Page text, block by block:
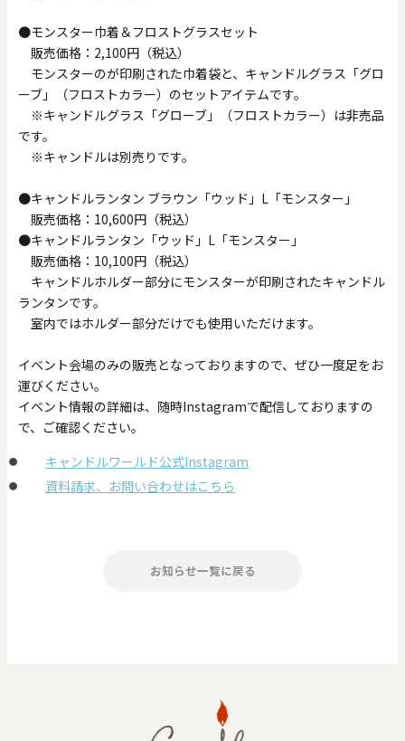
●モンスター巾着＆フロストグラスセット
販売価格：2,100円（税込）
モンスターのが印刷された巾着袋と、キャンドルグラス「グロ
ーブ」（フロストカラー）のセットアイテムです。
※キャンドルグラス「グローブ」（フロストカラー）は非売品
です。
※キャンドルは別売りです。
●キャンドルランタン ブラウン「ウッド」L「モンスター」
販売価格：10,600円（税込）
●キャンドルランタン「ウッド」L「モンスター」
販売価格：10,100円（税込）
キャンドルホルダー部分にモンスターが印刷されたキャンドル
ランタンです。
室内ではホルダー部分だけでも使用いただけます。
イベント会場のみの販売となっておりますので、ぜひ一度足をお
運びください。
イベント情報の詳細は、随時Instagramで配信しておりますの
で、ご確認ください。
キャンドルワールド公式Instagram
資料請求、お問い合わせはこちら
お知らせ一覧に戻る